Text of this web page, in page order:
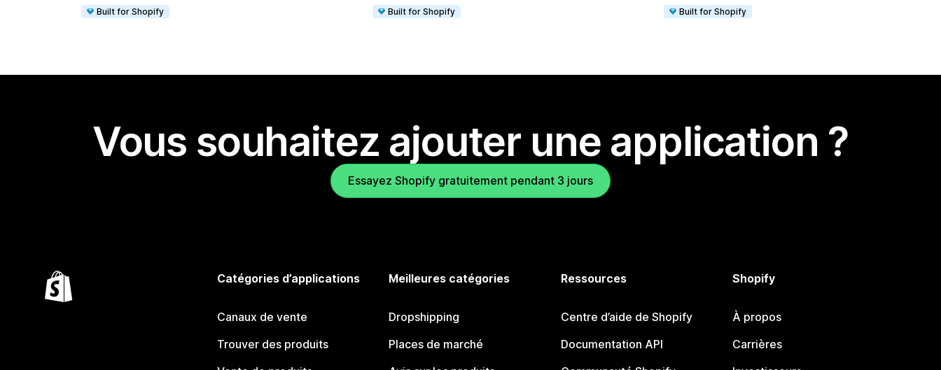
Built for Shopify
Built for Shopify
Built for Shopify
Vous souhaitez ajouter une application ?
Essayez Shopify gratuitement pendant 3 jours
Catégories d’applications
Canaux de vente
Trouver des produits
Meilleures catégories
Dropshipping
Places de marché
Ressources
Centre d’aide de Shopify
Documentation API
Shopify
À propos
Carrières